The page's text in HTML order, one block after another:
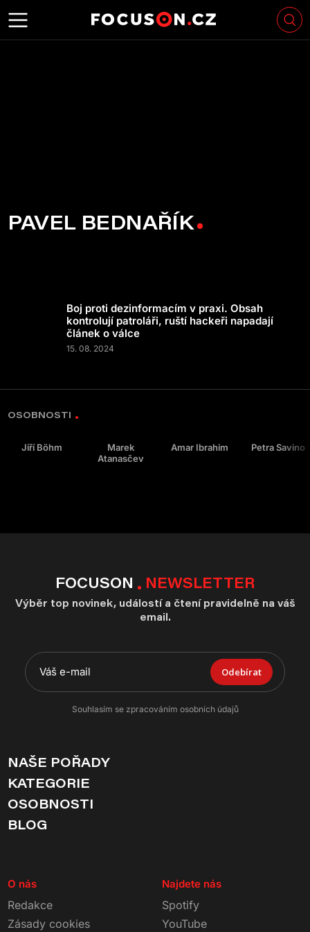
PAVEL BEDNAŘÍK
Boj proti dezinformacím v praxi. Obsah
kontrolují patroláři, ruští hackeři napadají
článek o válce
15. 08. 2024
OSOBNOSTI
Jiří Böhm
Marek
Atanasčev
Amar Ibrahim Petra Savino
FOCUSON NEWSLETTER
Výběr top novinek, událostí a čtení pravidelně na váš
email.
Odebírat
Souhlasím se zpracováním osobních údajů
NAŠE POŘADY
KATEGORIE
OSOBNOSTI
BLOG
O nás
Redakce
Zásady cookies
Najdete nás
Spotify
YouTube